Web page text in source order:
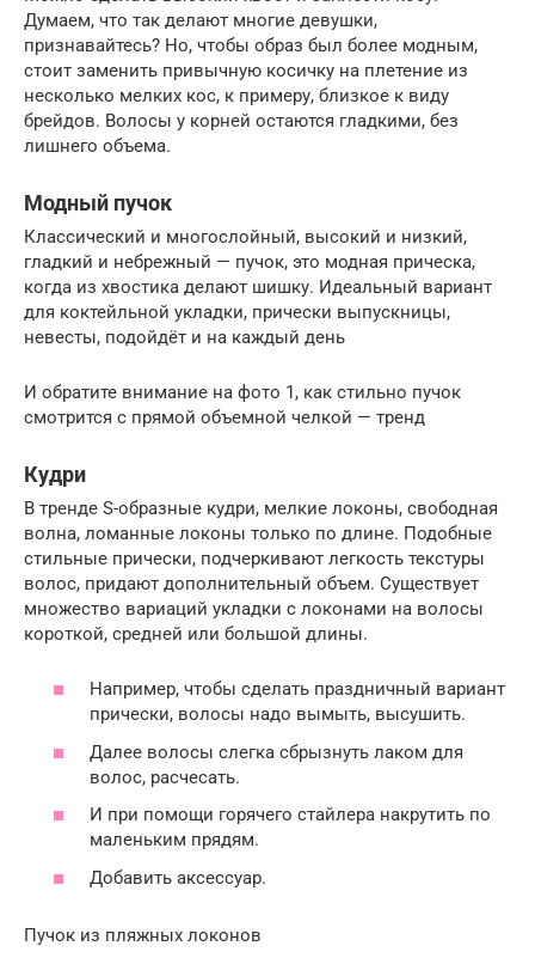
Думаем, что так делают многие девушки,
признавайтесь? Но, чтобы образ был более модным,
стоит заменить привычную косичку на плетение из
несколько мелких кос, к примеру, близкое к виду
брейдов. Волосы у корней остаются гладкими, без
лишнего объема.
Модный пучок
Классический и многослойный, высокий и низкий,
гладкий и небрежный — пучок, это модная прическа,
когда из хвостика делают шишку. Идеальный вариант
для коктейльной укладки, прически выпускницы,
невесты, подойдёт и на каждый день
И обратите внимание на фото 1, как стильно пучок
смотрится с прямой объемной челкой — тренд
Кудри
В тренде S-образные кудри, мелкие локоны, свободная
волна, ломанные локоны только по длине. Подобные
стильные прически, подчеркивают легкость текстуры
волос, придают дополнительный объем. Существует
множество вариаций укладки с локонами на волосы
короткой, средней или большой длины.
Например, чтобы сделать праздничный вариант
прически, волосы надо вымыть, высушить.
Далее волосы слегка сбрызнуть лаком для
волос, расчесать.
И при помощи горячего стайлера накрутить по
маленьким прядям.
Добавить аксессуар.
Пучок из пляжных локонов